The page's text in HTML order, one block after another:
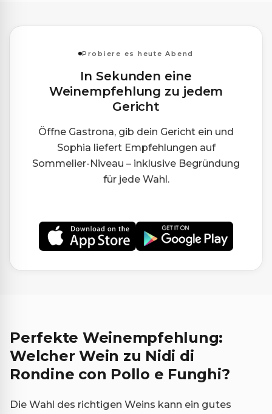
Probiere es heute Abend
In Sekunden eine
Weinempfehlung zu jedem
Gericht
Öffne Gastrona, gib dein Gericht ein und
Sophia liefert Empfehlungen auf
Sommelier-Niveau – inklusive Begründung
für jede Wahl.
Perfekte Weinempfehlung:
Welcher Wein zu Nidi di
Rondine con Pollo e Funghi?
Die Wahl des richtigen Weins kann ein gutes